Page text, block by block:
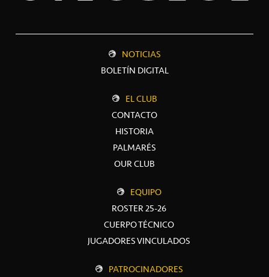
NOTICIAS
BOLETÍN DIGITAL
EL CLUB
CONTACTO
HISTORIA
PALMARÉS
OUR CLUB
EQUIPO
ROSTER 25-26
CUERPO TÉCNICO
JUGADORES VINCULADOS
PATROCINADORES